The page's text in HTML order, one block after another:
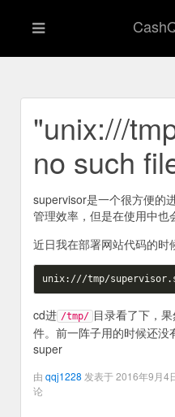
"unix:///
no such
supervisor是一个很方便的
管理效率，但是在使用中也
近日我在部署网站代码的时
cd进 /tmp/ 目录看了下，
件。前一阵子用的时候还
super
由 qqj1228 发表于 2016年9月4
论